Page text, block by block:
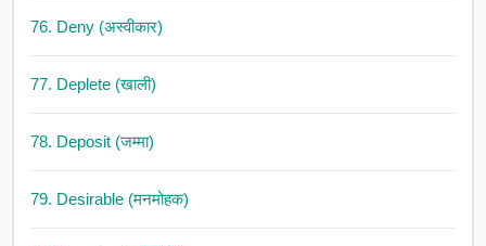
76. Deny (अस्वीकार)
77. Deplete (खाली)
78. Deposit (जम्मा)
79. Desirable (मनमोहक)